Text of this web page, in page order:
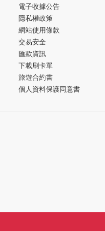
電子收據公告
隱私權政策
網站使用條款
交易安全
匯款資訊
下載刷卡單
旅遊合約書
個人資料保護同意書